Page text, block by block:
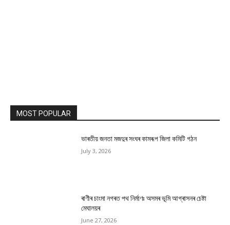
MOST POPULAR
ভাৰতীয় জনতা মজদুৰ সংঘৰ কামৰূপ জিলা কমিটি গঠন
July 3, 2026
ৰাণীৰ চাংমা নগৰত পথ নিৰ্মাণঃ অসমৰ ভূমি আগ্ৰাসনৰ চেষ্টা
মেঘালয়ৰ
June 27, 2026